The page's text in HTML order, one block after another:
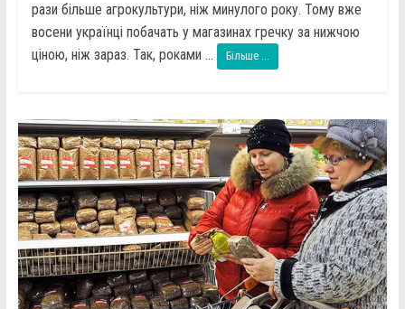
рази більше агрокультури, ніж минулого року. Тому вже
восени українці побачать у магазинах гречку за нижчою
ціною, ніж зараз. Так, роками ...
Більше ...